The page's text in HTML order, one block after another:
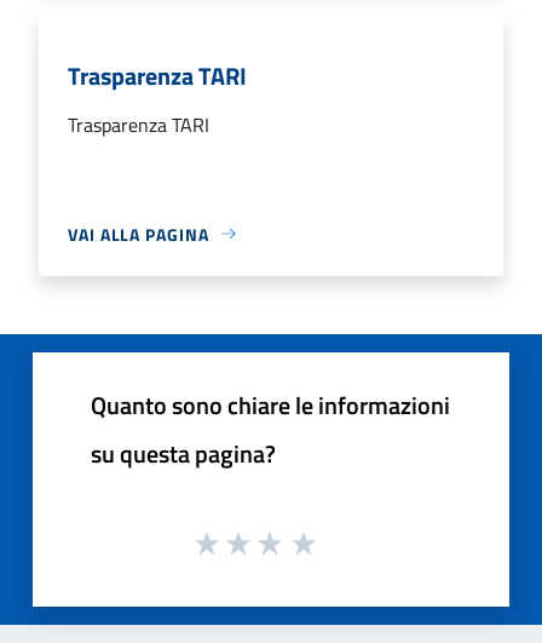
Trasparenza TARI
Trasparenza TARI
VAI ALLA PAGINA
Quanto sono chiare le informazioni
su questa pagina?